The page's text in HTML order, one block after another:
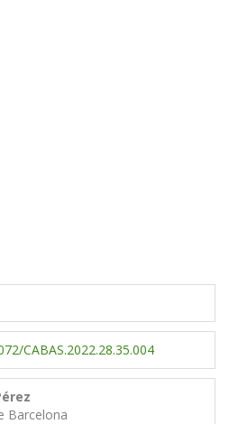
CABAS.2022.28.35.004
Barcelona